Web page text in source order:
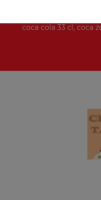
coca cola 33 cl, coca